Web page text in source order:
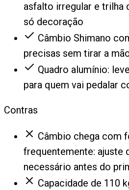
asfalto irregular e trilha
só decoração
Câmbio Shimano
precisas sem tirar a
Quadro alumínio:
para quem vai pedalar
Contras
Câmbio chega com
frequentemente: ajuste
necessário antes do
Capacidade de 110